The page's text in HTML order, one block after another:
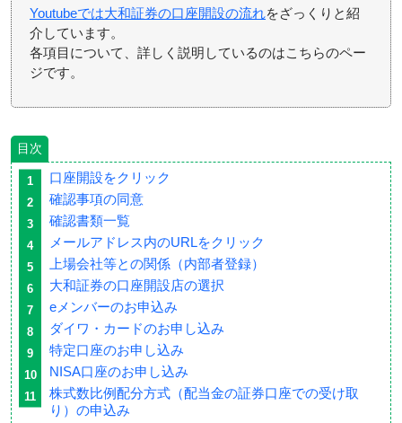
Youtubeでは大和証券の口座開設の流れをざっくりと紹
介しています。
各項目について、詳しく説明しているのはこちらのペー
ジです。
目次
口座開設をクリック
確認事項の同意
確認書類一覧
メールアドレス内のURLをクリック
上場会社等との関係（内部者登録）
大和証券の口座開設店の選択
eメンバーのお申込み
ダイワ・カードのお申し込み
特定口座のお申し込み
NISA口座のお申し込み
株式数比例配分方式（配当金の証券口座での受け取
り）の申込み